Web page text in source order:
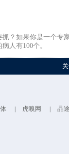
？如果你是一个专
人有100个。
虎嗅网 品